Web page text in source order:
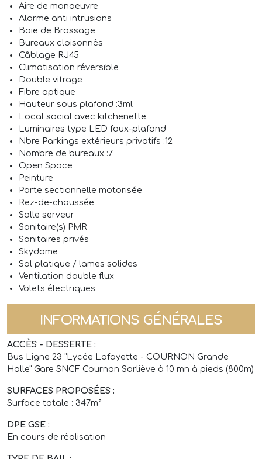
Aire de manoeuvre
Alarme anti intrusions
Baie de Brassage
Bureaux cloisonnés
Câblage RJ45
Climatisation réversible
Double vitrage
Fibre optique
Hauteur sous plafond :3ml
Local social avec kitchenette
Luminaires type LED faux-plafond
Nbre Parkings extérieurs privatifs :12
Nombre de bureaux :7
Open Space
Peinture
Porte sectionnelle motorisée
Rez-de-chaussée
Salle serveur
Sanitaire(s) PMR
Sanitaires privés
Skydome
Sol platique / lames solides
Ventilation double flux
Volets électriques
INFORMATIONS GÉNÉRALES
ACCÈS - DESSERTE :
Bus Ligne 23 "Lycée Lafayette - COURNON Grande
Halle" Gare SNCF Cournon Sarliève à 10 mn à pieds (800m)
SURFACES PROPOSÉES :
Surface totale : 347m²
DPE GSE :
En cours de réalisation